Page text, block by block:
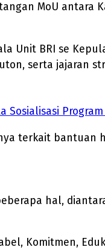
MoU antara
Unit BRI se
serta jajaran
terkait
hal,
Komitmen,